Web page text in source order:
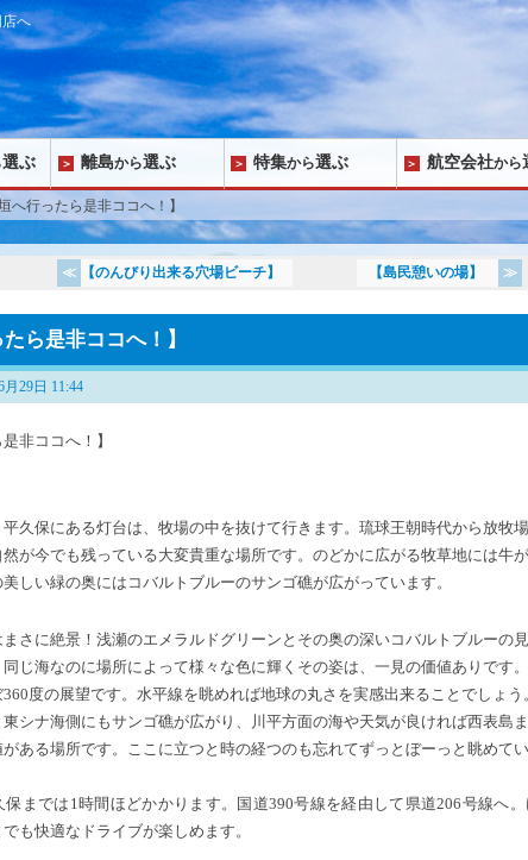
へ
選ぶ 離島から選ぶ 特集から選ぶ 航空会社から
へ行ったら是非ココへ！】
【のんびり出来る穴場ビーチ】 【島民憩いの場】
たら是非ココへ！】
29日 11:44
非ココへ！】
久保にある灯台は、牧場の中を抜けて行きます。琉球王朝時代から放牧
が今でも残っている大変貴重な場所です。のどかに広がる牧草地には牛
しい緑の奥にはコバルトブルーのサンゴ礁が広がっています。
さに絶景！浅瀬のエメラルドグリーンとその奥の深いコバルトブルーの
じ海なのに場所によって様々な色に輝くその姿は、一見の価値ありです
度の展望です。水平線を眺めれば地球の丸さを実感出来ることでしょう
シナ海側にもサンゴ礁が広がり、川平方面の海や天気が良ければ西表島
ある場所です。ここに立つと時の経つのも忘れてずっとぼーっと眺めてい
保までは1時間ほどかかります。国道390号線を経由して県道206号線へ
も快適なドライブが楽しめます。